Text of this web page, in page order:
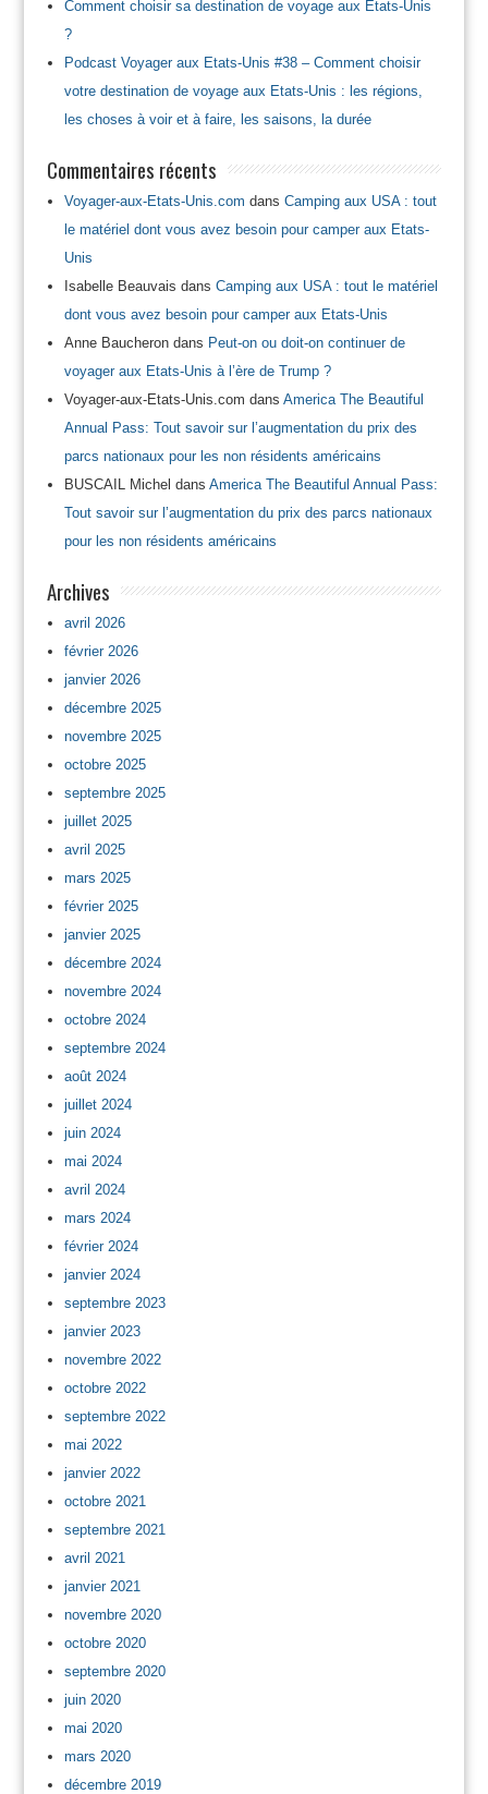
Comment choisir sa destination de voyage aux États-Unis
?
Podcast Voyager aux Etats-Unis #38 – Comment choisir
votre destination de voyage aux Etats-Unis : les régions,
les choses à voir et à faire, les saisons, la durée
Commentaires récents
Voyager-aux-Etats-Unis.com dans Camping aux USA : tout
le matériel dont vous avez besoin pour camper aux Etats-
Unis
Isabelle Beauvais dans Camping aux USA : tout le matériel
dont vous avez besoin pour camper aux Etats-Unis
Anne Baucherondans Peut-on ou doit-on continuer de
voyager aux Etats-Unis à l’ère de Trump ?
Voyager-aux-Etats-Unis.com dans America The Beautiful
Annual Pass: Tout savoir sur l’augmentation du prix des
parcs nationaux pour les non résidents américains
BUSCAIL Michel dans America The Beautiful Annual Pass:
Tout savoir sur l’augmentation du prix des parcs nationaux
pour les non résidents américains
Archives
avril 2026
février 2026
janvier 2026
décembre 2025
novembre 2025
octobre 2025
septembre 2025
juillet 2025
avril 2025
mars 2025
février 2025
janvier 2025
décembre 2024
novembre 2024
octobre 2024
septembre 2024
août 2024
juillet 2024
juin 2024
mai 2024
avril 2024
mars 2024
février 2024
janvier 2024
septembre 2023
janvier 2023
novembre 2022
octobre 2022
septembre 2022
mai 2022
janvier 2022
octobre 2021
septembre 2021
avril 2021
janvier 2021
novembre 2020
octobre 2020
septembre 2020
juin 2020
mai 2020
mars 2020
décembre 2019